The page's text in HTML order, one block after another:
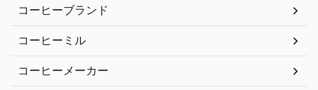
コーヒーブランド
コーヒーミル
コーヒーメーカー